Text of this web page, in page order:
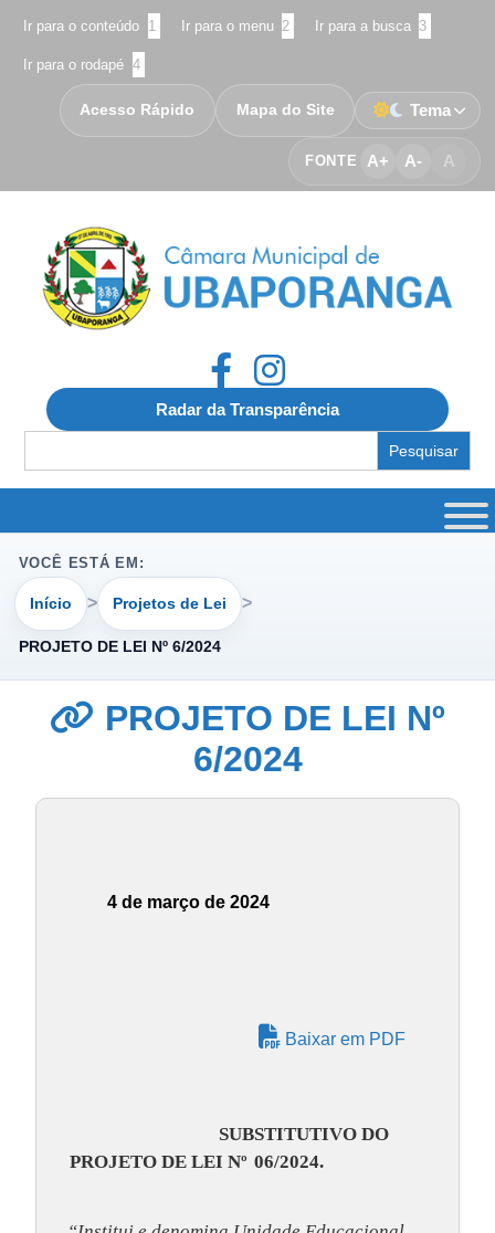
Ir para o conteúdo 1 Ir para o menu 2 Ir para a busca 3
Ir para o rodapé 4
FONTE A+ A- A
Acesso Rápido Mapa do Site Tema
Radar da Transparência
for:
VOCÊ ESTÁ EM:
Início Projetos de Lei
PROJETO DE LEI Nº 6/2024
PROJETO DE LEI Nº
6/2024
4 de março de 2024
Baixar em PDF
SUBSTITUTIVO DO
PROJETO DE LEI Nº 06/2024.